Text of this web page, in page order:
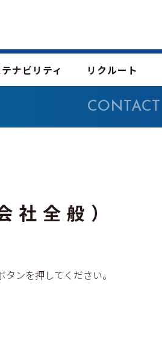
ナビリティ リクルート
CONTACT
社全般）
ンを押してください。